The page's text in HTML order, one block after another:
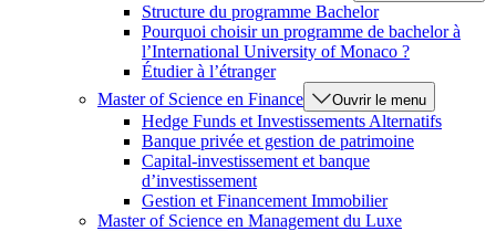
Structure du programme Bachelor
Pourquoi choisir un programme de bachelor à
l’International University of Monaco ?
Étudier à l’étranger
Master of Science en Finance
Ouvrir le menu
Hedge Funds et Investissements Alternatifs
Banque privée et gestion de patrimoine
Capital-investissement et banque
d’investissement
Gestion et Financement Immobilier
Master of Science en Management du Luxe